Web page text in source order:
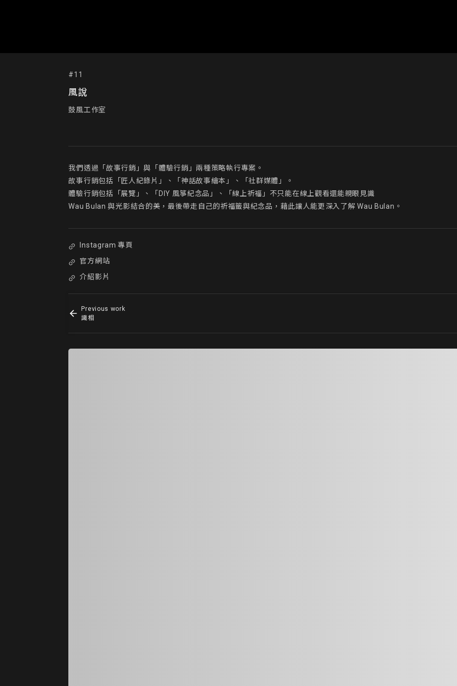
#11
風說
鼓風工作室
我們透過「故事行銷」與「體驗行銷」兩種策略執行專案。
故事行銷包括「匠人紀錄片」、「神話故事繪本」、「社群媒體」。
體驗行銷包括「展覽」、「DIY 風箏紀念品」、「線上祈福」不只能在線上觀看還能親眼見識
Wau Bulan 與光影結合的美，最後帶走自己的祈福籤與紀念品，藉此讓人能更深入了解 Wau Bulan。
Instagram 專頁
官方網站
介紹影片
Previous work
識相